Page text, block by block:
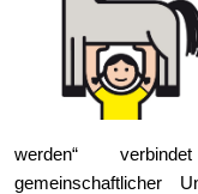
werden“
gemeinschaftlicher